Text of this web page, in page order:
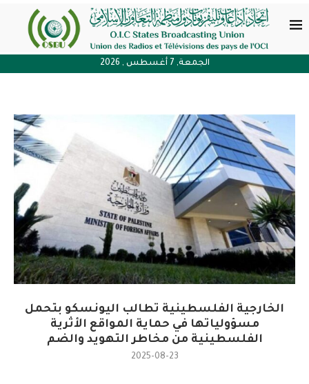
الجمعة, 7 أغسطس , 2026
الخارجية الفلسطينية تطالب اليونسكو بتحمل
مسؤولياتها في حماية المواقع الأثرية
الفلسطينية من مخاطر التهويد والضم
2025-08-23